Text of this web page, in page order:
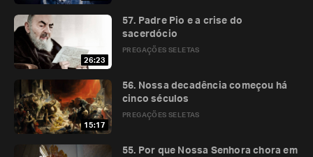
26:23
PREGAÇÕES SELETAS
57. Padre Pio e a crise do
sacerdócio
15:17
PREGAÇÕES SELETAS
56. Nossa decadência começou há
cinco séculos
55. Por que Nossa Senhora chora em